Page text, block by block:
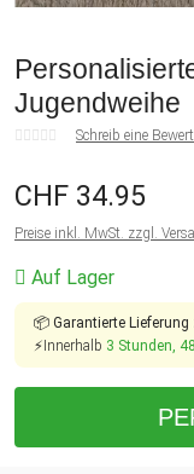
Jugendweihe
Schreib eine
CHF 34.95
Preise inkl. MwSt. zzgl.
Auf Lager
📦 Garantierte Lieferung
⚡Innerhalb 3 Stunden,